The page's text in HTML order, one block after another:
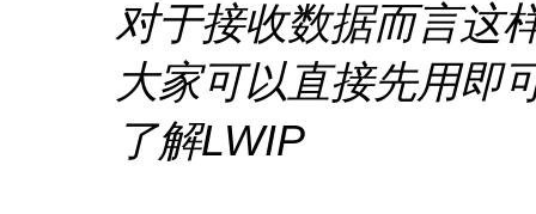
对于接收数据而言这
大家可以直接先用即
了解LWIP